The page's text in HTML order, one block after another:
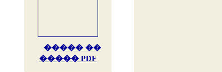
����� ��
����� PDF